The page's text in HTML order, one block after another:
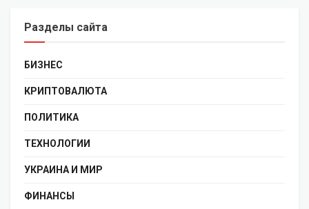
Разделы сайта
БИЗНЕС
КРИПТОВАЛЮТА
ПОЛИТИКА
ТЕХНОЛОГИИ
УКРАИНА И МИР
ФИНАНСЫ